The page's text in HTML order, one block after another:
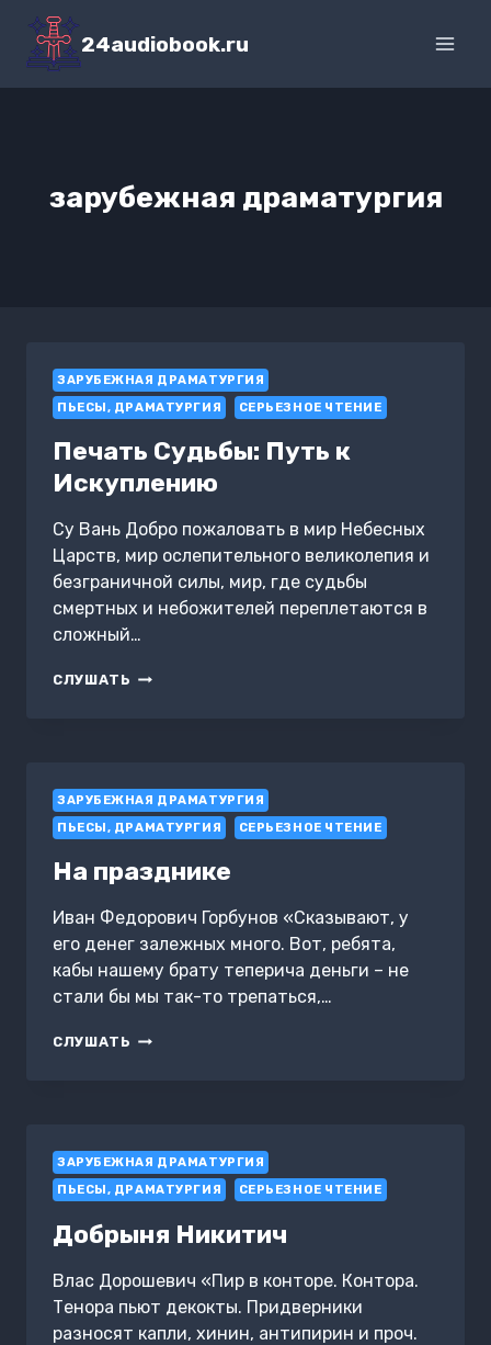
Перейти
содержимому
24audiobook.ru
зарубежная драматургия
ЗАРУБЕЖНАЯ ДРАМАТУРГИЯ
ПЬЕСЫ, ДРАМАТУРГИЯ
СЕРЬЕЗНОЕ ЧТЕНИЕ
Печать Судьбы: Путь к
Искуплению
Су Вань Добро пожаловать в мир Небесных
Царств, мир ослепительного великолепия и
безграничной силы, мир, где судьбы
смертных и небожителей переплетаются в
сложный…
СЛУШАТЬ ПЕЧАТЬ
ЗАРУБЕЖНАЯ ДРАМАТУРГИЯ
ПЬЕСЫ, ДРАМАТУРГИЯ
СЕРЬЕЗНОЕ ЧТЕНИЕ
На празднике
Иван Федорович Горбунов «Сказывают, у
его денег залежных много. Вот, ребята,
кабы нашему брату теперича деньги – не
стали бы мы так-то трепаться,…
СЛУШАТЬ НА
ЗАРУБЕЖНАЯ ДРАМАТУРГИЯ
ПЬЕСЫ, ДРАМАТУРГИЯ
СЕРЬЕЗНОЕ ЧТЕНИЕ
Добрыня Никитич
Влас Дорошевич «Пир в конторе. Контора.
Тенора пьют декокты. Придверники
разносят капли, хинин, антипирин и проч.